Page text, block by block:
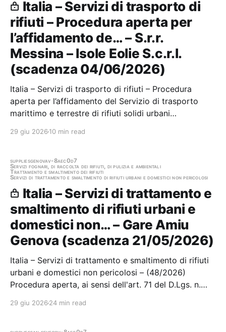
Italia – Servizi di trasporto di
rifiuti – Procedura aperta per
l’affidamento de… – S.r.r.
Messina – Isole Eolie S.c.r.l.
(scadenza 04/06/2026)
Italia – Servizi di trasporto di rifiuti – Procedura
aperta per l’affidamento del Servizio di trasporto
marittimo e terrestre di rifiuti solidi urbani
ferrosi ed ingombranti e delle attrezzature connesse
29 giu 2026 10 min read
suppliesgenovav-8aec0d7
Servizi fognari, di raccolta dei rifiuti, di pulizia e ambientali
Trattamento e smaltimento dei rifiuti
Servizi di trattamento e smaltimento di rifiuti urbani e domestici non pericolosi
Italia – Servizi di trattamento e
smaltimento di rifiuti urbani e
domestici non… – Gare Amiu
Genova (scadenza 21/05/2026)
Italia – Servizi di trattamento e smaltimento di rifiuti
urbani e domestici non pericolosi – (48/2026)
Procedura aperta, ai sensi dell'art. 71 del D.Lgs. n.
con un solo operatore economico, ai sensi dell'art.
29 giu 2026 24 min read